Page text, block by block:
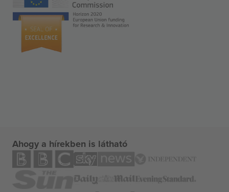
Ahogy a hírekben is látható